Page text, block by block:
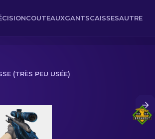
COUTEAUXGANTSCAISSESAUTRE
(TRÈS PEU USÉE)